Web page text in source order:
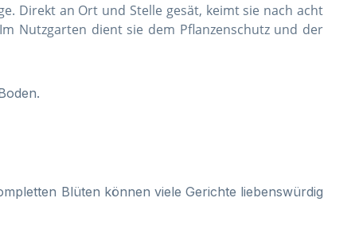
Direkt an Ort und Stelle gesät, keimt sie nach acht
Nutzgarten dient sie dem Pflanzenschutz und der
Blüten können viele Gerichte liebenswürdig